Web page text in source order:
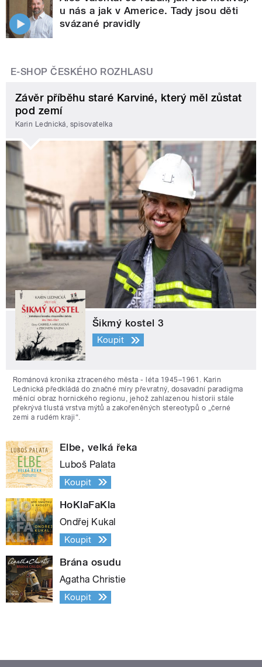
u nás a jak v Americe. Tady jsou děti
svázané pravidly
E-SHOP ČESKÉHO ROZHLASU
Závěr příběhu staré Karviné, který měl zůstat
pod zemí
Karin Lednická, spisovatelka
Šikmý kostel 3
Koupit
Románová kronika ztraceného města - léta 1945–1961. Karin
Lednická předkládá do značné míry převratný, dosavadní paradigma
měnící obraz hornického regionu, jehož zahlazenou historii stále
překrývá tlustá vrstva mýtů a zakořeněných stereotypů o „černé
zemi a rudém kraji“.
Elbe, velká řeka
Luboš Palata
Koupit
HoKlaFaKla
Ondřej Kukal
Koupit
Brána osudu
Agatha Christie
Koupit